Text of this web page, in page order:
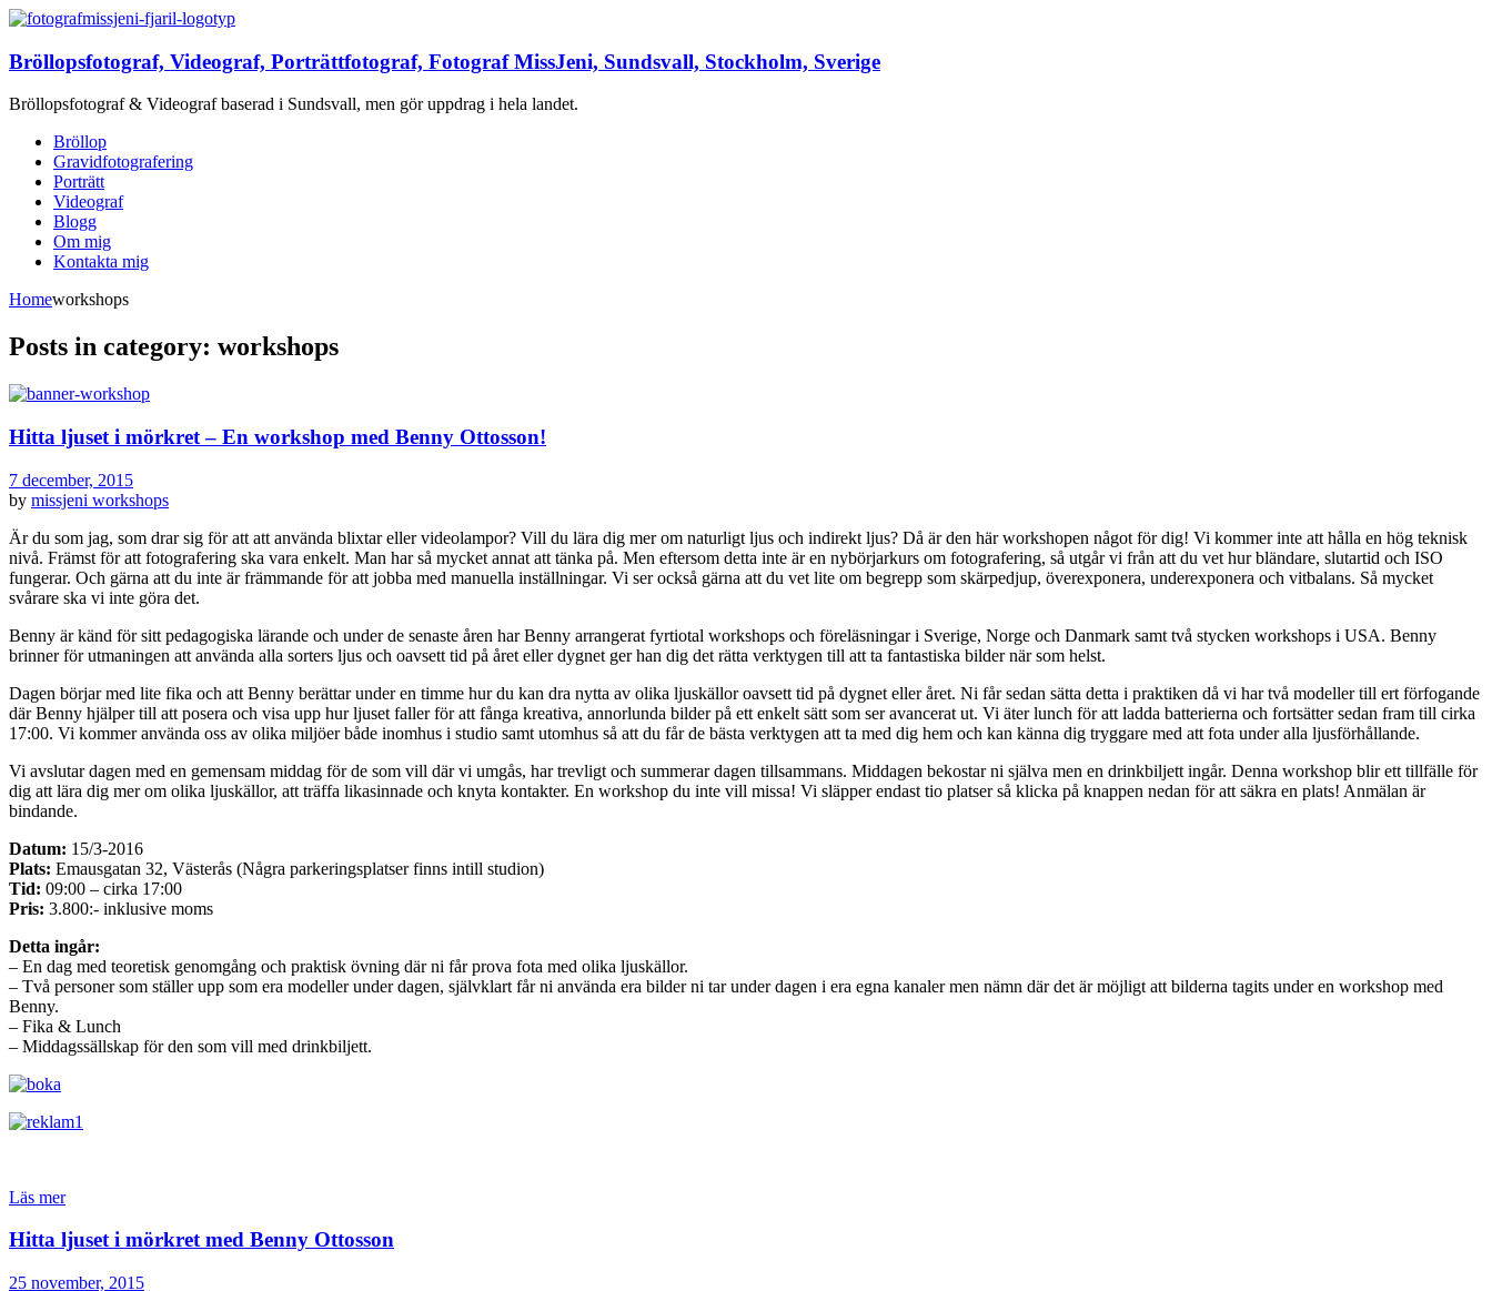
Bröllopsfotograf, Videograf, Porträttfotograf, Fotograf MissJeni, Sundsvall, Stockholm, Sverige
Bröllopsfotograf & Videograf baserad i Sundsvall, men gör uppdrag i hela landet.
Bröllop
Gravidfotografering
Porträtt
Videograf
Blogg
Om mig
Kontakta mig
Homeworkshops
Posts in category: workshops
Hitta ljuset i mörkret – En workshop med Benny Ottosson!
7 december, 2015
by missjeni workshops
Är du som jag, som drar sig för att att använda blixtar eller videolampor? Vill du lära dig mer om naturligt ljus och indirekt ljus? Då är den här workshopen något för dig! Vi kommer inte att hålla en hög teknisk
nivå. Främst för att fotografering ska vara enkelt. Man har så mycket annat att tänka på. Men eftersom detta inte är en nybörjarkurs om fotografering, så utgår vi från att du vet hur bländare, slutartid och ISO
fungerar. Och gärna att du inte är främmande för att jobba med manuella inställningar. Vi ser också gärna att du vet lite om begrepp som skärpedjup, överexponera, underexponera och vitbalans. Så mycket
svårare ska vi inte göra det.
Benny är känd för sitt pedagogiska lärande och under de senaste åren har Benny arrangerat fyrtiotal workshops och föreläsningar i Sverige, Norge och Danmark samt två stycken workshops i USA. Benny
brinner för utmaningen att använda alla sorters ljus och oavsett tid på året eller dygnet ger han dig det rätta verktygen till att ta fantastiska bilder när som helst.
Dagen börjar med lite fika och att Benny berättar under en timme hur du kan dra nytta av olika ljuskällor oavsett tid på dygnet eller året. Ni får sedan sätta detta i praktiken då vi har två modeller till ert förfogande
där Benny hjälper till att posera och visa upp hur ljuset faller för att fånga kreativa, annorlunda bilder på ett enkelt sätt som ser avancerat ut. Vi äter lunch för att ladda batterierna och fortsätter sedan fram till cirka
17:00. Vi kommer använda oss av olika miljöer både inomhus i studio samt utomhus så att du får de bästa verktygen att ta med dig hem och kan känna dig tryggare med att fota under alla ljusförhållande.
Vi avslutar dagen med en gemensam middag för de som vill där vi umgås, har trevligt och summerar dagen tillsammans. Middagen bekostar ni själva men en drinkbiljett ingår. Denna workshop blir ett tillfälle för
dig att lära dig mer om olika ljuskällor, att träffa likasinnade och knyta kontakter. En workshop du inte vill missa! Vi släpper endast tio platser så klicka på knappen nedan för att säkra en plats! Anmälan är
bindande.
Datum: 15/3-2016
Plats: Emausgatan 32, Västerås (Några parkeringsplatser finns intill studion)
Tid: 09:00 – cirka 17:00
Pris: 3.800:- inklusive moms
Detta ingår:
– En dag med teoretisk genomgång och praktisk övning där ni får prova fota med olika ljuskällor.
– Två personer som ställer upp som era modeller under dagen, självklart får ni använda era bilder ni tar under dagen i era egna kanaler men nämn där det är möjligt att bilderna tagits under en workshop med
Benny.
– Fika & Lunch
– Middagssällskap för den som vill med drinkbiljett.
Läs mer
Hitta ljuset i mörkret med Benny Ottosson
25 november, 2015